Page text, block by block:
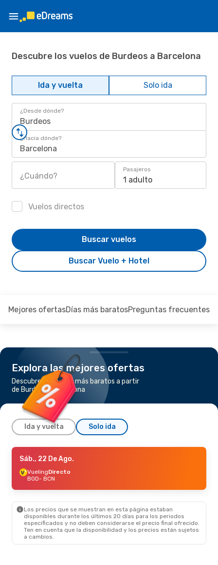
Descubre los vuelos de Burdeos a Barcelona
Ida y vuelta Solo ida
¿Desde dónde?
Burdeos
¿Hacia dónde?
Barcelona
¿Cuándo?
Pasajeros
1 adulto
Vuelos directos
Buscar Vuelo + Hotel
Buscar vuelos
Mejores ofertasDías más baratosPreguntas frecuentes
Explora las mejores ofertas
Descubre los vuelos más baratos a partir
de Burdeos a Barcelona
Ida y vuelta Solo ida
Vie., 9 De Oct.- Vie., 16 De Oct.
VuelingDirecto
BOD- BCN
BCN- BOD
Mié., 16 De Sep.- Mié., 16 De Sep.
Iberia Directo
BOD- BCN
Sáb., 22 De Ago.
VuelingDirecto
BOD- BCN
Los precios que se muestran en esta página estaban
disponibles durante los últimos 20 días para los periodos
especificados y no deben considerarse el precio final ofrecido.
Ten en cuenta que la disponibilidad y los precios están sujetos
a cambios.